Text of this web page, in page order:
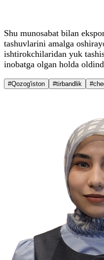
Shu munosabat bilan
tashuvlarini amalga
ishtirokchilaridan yuk
inobatga olgan holda
#Qozog'iston #tirbandlik